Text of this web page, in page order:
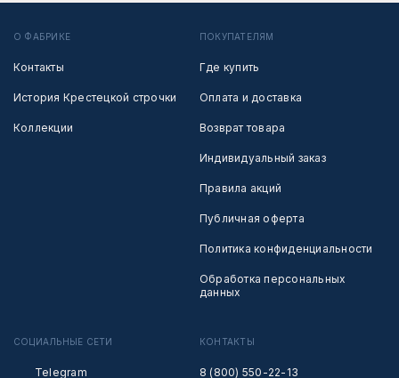
О ФАБРИКЕ
Контакты
История Крестецкой строчки
Коллекции
ПОКУПАТЕЛЯМ
Где купить
Оплата и доставка
Возврат товара
Индивидуальный заказ
Правила акций
Публичная оферта
Политика конфиденциальности
Обработка персональных
данных
СОЦИАЛЬНЫЕ СЕТИ
Telegram
КОНТАКТЫ
8 (800) 550-22-13